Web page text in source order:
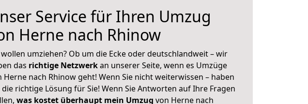
Service für Ihren Umzug
Herne nach Rhinow
wollen umziehen? Ob um die Ecke oder deutschlandweit – wir
das richtige Netzwerkan unserer Seite, wenn es Umzüge
Herne nach Rhinow geht! Wenn Sie nicht weiterwissen – haben
richtige Lösung für Sie! Wenn Sie Antworten auf Ihre Fragen
was kostet überhaupt mein Umzug von Herne nach